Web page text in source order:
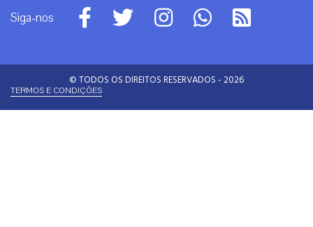
Siga-nos
© TODOS OS DIREITOS RESERVADOS - 2026
TERMOS E CONDIÇÕES